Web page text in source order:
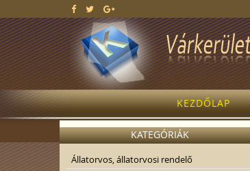
KEZDŐLAP
KATEGÓRIÁK
Állatorvos, állatorvosi rendelő